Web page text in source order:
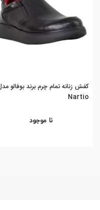
کفش زنانه تمام چرم برند بوفالو مدل
Nartio
نا موجود